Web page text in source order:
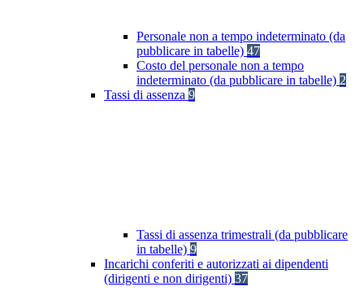
Personale non a tempo indeterminato (da
pubblicare in tabelle) 47
Costo del personale non a tempo
indeterminato (da pubblicare in tabelle) 2
Tassi di assenza 9
Tassi di assenza trimestrali (da pubblicare
in tabelle) 9
Incarichi conferiti e autorizzati ai dipendenti
(dirigenti e non dirigenti) 37